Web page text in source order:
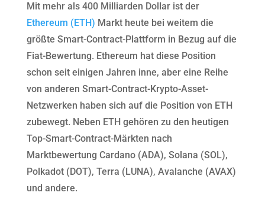
Mit mehr als 400 Milliarden Dollar ist der
Ethereum (ETH) Markt heute bei weitem die
größte Smart-Contract-Plattform in Bezug auf die
Fiat-Bewertung. Ethereum hat diese Position
schon seit einigen Jahren inne, aber eine Reihe
von anderen Smart-Contract-Krypto-Asset-
Netzwerken haben sich auf die Position von ETH
zubewegt. Neben ETH gehören zu den heutigen
Top-Smart-Contract-Märkten nach
Marktbewertung Cardano (ADA), Solana (SOL),
Polkadot (DOT), Terra (LUNA), Avalanche (AVAX)
und andere.